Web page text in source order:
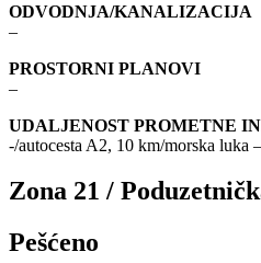
ODVODNJA/KANALIZACIJA
–
PROSTORNI PLANOVI
–
UDALJENOST PROMETNE
-/autocesta A2, 10 km/morska luka
Zona 21 /
Pešćeno